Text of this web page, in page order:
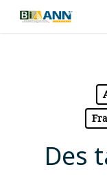
Skip
Des